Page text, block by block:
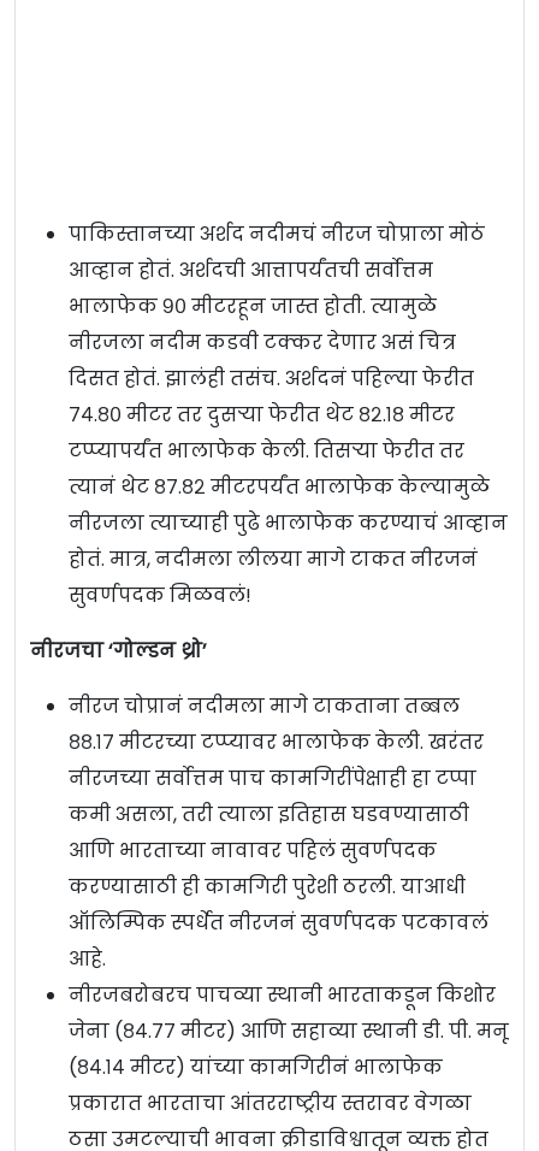
पाकिस्तानच्या अर्शद नदीमचं नीरज चोप्राला मोठं
आव्हान होतं. अर्शदची आत्तापर्यंतची सर्वोत्तम
भालाफेक ९० मीटरहून जास्त होती. त्यामुळे
नीरजला नदीम कडवी टक्कर देणार असं चित्र
दिसत होतं. झालंही तसंच. अर्शदनं पहिल्या फेरीत
७४.८० मीटर तर दुसऱ्या फेरीत थेट ८२.१८ मीटर
टप्प्यापर्यंत भालाफेक केली. तिसऱ्या फेरीत तर
त्यानं थेट ८७.८२ मीटरपर्यंत भालाफेक केल्यामुळे
नीरजला त्याच्याही पुढे भालाफेक करण्याचं आव्हान
होतं. मात्र, नदीमला लीलया मागे टाकत नीरजनं
सुवर्णपदक मिळवलं!
नीरजचा ‘गोल्डन थ्रो’
नीरज चोप्रानं नदीमला मागे टाकताना तब्बल
८८.१७ मीटरच्या टप्प्यावर भालाफेक केली. खरंतर
नीरजच्या सर्वोत्तम पाच कामगिरींपेक्षाही हा टप्पा
कमी असला, तरी त्याला इतिहास घडवण्यासाठी
आणि भारताच्या नावावर पहिलं सुवर्णपदक
करण्यासाठी ही कामगिरी पुरेशी ठरली. याआधी
ऑलिम्पिक स्पर्धेत नीरजनं सुवर्णपदक पटकावलं
आहे.
नीरजबरोबरच पाचव्या स्थानी भारताकडून किशोर
जेना (८४.७७ मीटर) आणि सहाव्या स्थानी डी. पी. मनू
(८४.१४ मीटर) यांच्या कामगिरीनं भालाफेक
प्रकारात भारताचा आंतरराष्ट्रीय स्तरावर वेगळा
ठसा उमटल्याची भावना क्रीडाविश्वातून व्यक्त होत